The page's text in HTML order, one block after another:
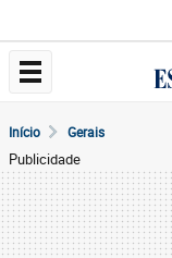
Início Gerais
Publicidade